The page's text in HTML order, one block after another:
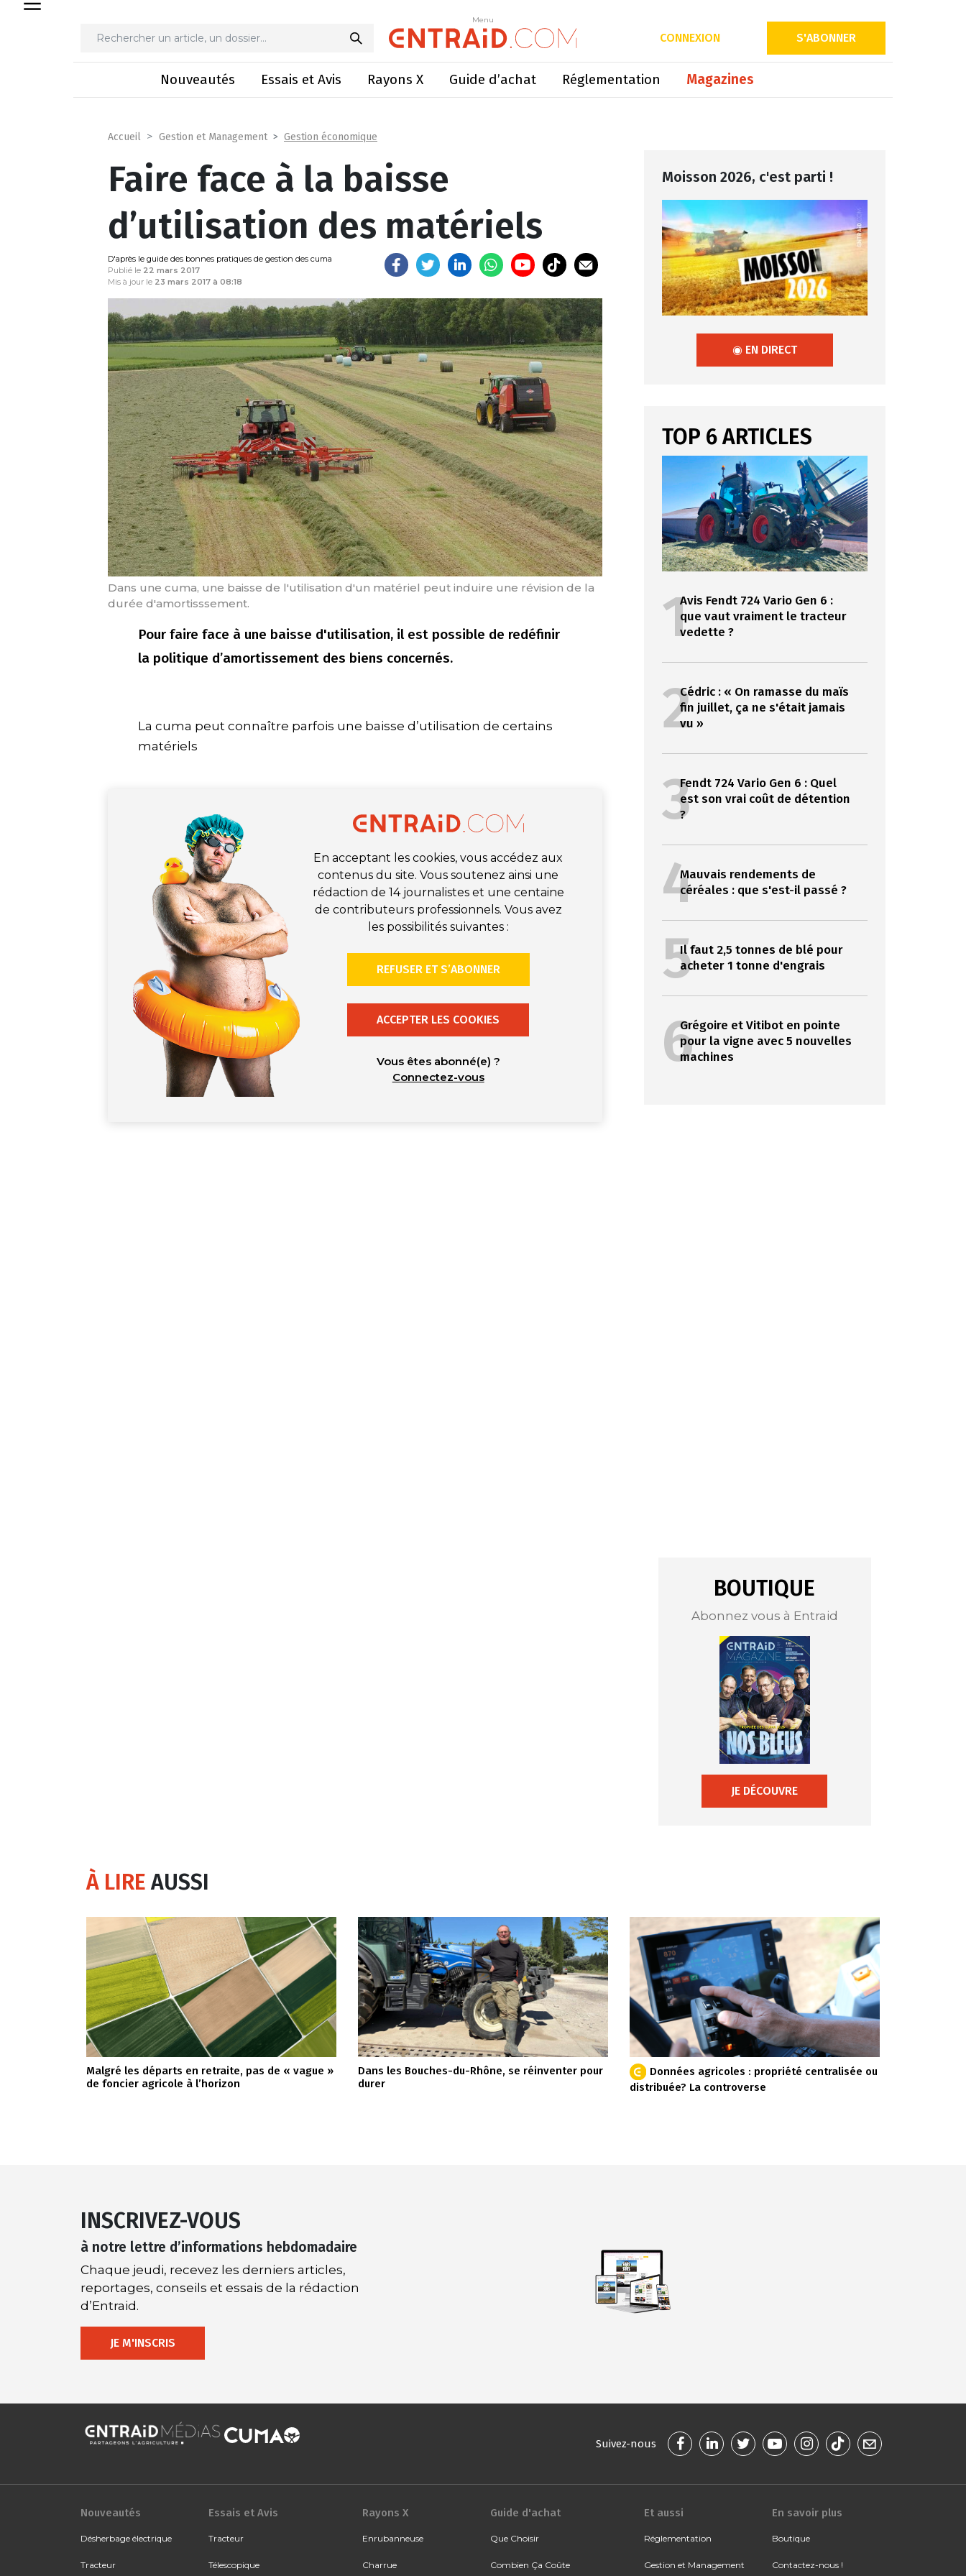
Menu
CONNEXION S'ABONNER
Nouveautés Essais et Avis Rayons X Guide d’achat Réglementation Magazines
Menu
Faire face à la baisse d’utilisation des matériels
Accueil Gestion et Management Gestion économique
Faire face à la baisse
d’utilisation des matériels
D'après le guide des bonnes pratiques de gestion des cuma
Publié le 22 mars 2017
Mis à jour le 23 mars 2017 à 08:18
Dans une cuma, une baisse de l'utilisation d'un matériel peut induire une révision de la
durée d'amortisssement.
Pour faire face à une baisse d'utilisation, il est possible de redéfinir
la politique d’amortissement des biens concernés.
La cuma peut connaître parfois une baisse d’utilisation de certains
matériels
En acceptant les cookies, vous accédez aux
contenus du site. Vous soutenez ainsi une
rédaction de 14 journalistes et une centaine
de contributeurs professionnels. Vous avez
les possibilités suivantes :
REFUSER ET S’ABONNER
ACCEPTER LES COOKIES
Vous êtes abonné(e) ?
Connectez-vous
Moisson 2026, c'est parti !
◉ EN DIRECT
TOP 6 ARTICLES
1Avis Fendt 724 Vario Gen 6 :
que vaut vraiment le tracteur
vedette ?
2Cédric : « On ramasse du maïs
fin juillet, ça ne s'était jamais
vu »
3Fendt 724 Vario Gen 6 : Quel
est son vrai coût de détention
?
4Mauvais rendements de
céréales : que s'est-il passé ?
5Il faut 2,5 tonnes de blé pour
acheter 1 tonne d'engrais
6Grégoire et Vitibot en pointe
pour la vigne avec 5 nouvelles
machines
BOUTIQUE
Abonnez vous à Entraid
JE DÉCOUVRE
À LIREAUSSI
Malgré les départs en retraite, pas de « vague »
de foncier agricole à l’horizon
Dans les Bouches-du-Rhône, se réinventer pour
durer
Données agricoles : propriété centralisée ou
distribuée? La controverse
INSCRIVEZ-VOUS
à notre lettre d’informations hebdomadaire
Chaque jeudi, recevez les derniers articles,
reportages, conseils et essais de la rédaction
d’Entraid.
JE M'INSCRIS
Suivez-nous
Nouveautés
Désherbage électrique
Tracteur
Essais et Avis
Tracteur
Télescopique
Rayons X
Enrubanneuse
Charrue
Guide d'achat
Que Choisir
Combien Ça Coûte
Et aussi
Réglementation
Gestion et Management
En savoir plus
Boutique
Contactez-nous !